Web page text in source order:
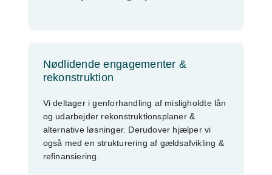
Nødlidende engagementer &
rekonstruktion
Vi deltager i genforhandling af misligholdte lån
og udarbejder rekonstruktionsplaner &
alternative løsninger. Derudover hjælper vi
også med en strukturering af gældsafvikling &
refinansiering.